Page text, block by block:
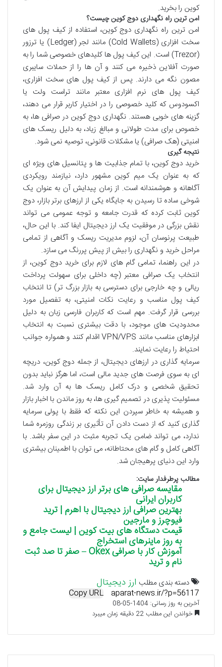
کوین را بخرید.
امن ترین راه نگهداری دوج کوین چیست؟
امن ترین راه نگهداری دوج کوین، استفاده از کیف پول های
سخت افزاری (Cold Wallets) مانند لجر (Ledger) یا ترزور
(Trezor) است. این کیف پول ها کلیدهای خصوصی شما را به
صورت آفلاین ذخیره می کنند و آن ها را از حملات سایبری
مصون نگه می دارند. پس از کیف پول های سخت افزاری،
کیف پول های نرم افزاری معتبر مانند تراست ولت یا
اکسودوس که کلید خصوصی را در اختیار کاربر قرار می دهند،
گزینه های خوبی هستند. نگهداری دوج کوین در صرافی ها، به
خصوص برای مدت طولانی و مبالغ زیاد، به دلیل ریسک های
امنیتی (هک صرافی) یا مشکلات قانونی، توصیه نمی شود.
نتیجه گیری
خرید دوج کوین، با تمام جذابیت ها و پتانسیل های ویژه ای
که به عنوان یک میم کوین مشهور دارد، نیازمند رویکردی
آگاهانه و هوشمندانه است. از زمان پیدایش آن به عنوان یک
شوخی ساده تا رسیدن به جایگاه یکی از ارزهای برتر بازار، دوج
کوین ثابت کرده که قدرت جامعه و توجه عمومی می تواند
نقش بزرگی در موفقیت یک ارز دیجیتال ایفا کند. با این حال،
طبیعت پرنوسان آن، لزوم مدیریت ریسک و آگاهی از تمامی
مراحل خرید و نگهداری را بیش از پیش پررنگ می سازد.
در این راهنما، تمامی گام های لازم برای خرید دوج کوین، از
انتخاب یک صرافی معتبر (چه داخلی برای سهولت پرداخت
ریالی و چه خارجی برای دسترسی به بازار بزرگ تر) تا انتخاب
کیف پول مناسب و رعایت نکات امنیتی، به تفصیل مورد
بررسی قرار گرفت. مهم است که کاربران فارسی زبان به دلیل
محدودیت های موجود، با دقت بیشتری نسبت به انتخاب
ابزارهای مناسب مانند VPN/VPS اقدام کنند و همواره جوانب
احتیاط را رعایت نمایند.
سرمایه گذاری در ارزهای دیجیتال، از جمله دوج کوین، دریچه
ای به سوی فرصت های جدید مالی است، اما هرگز نباید بدون
تحقیق شخصی و درک کامل ریسک ها به آن وارد شد.
مسئولیت پذیری در تصمیم گیری ها، به روز ماندن با اخبار بازار
و همیشه به خاطر سپردن این نکته که فقط با پولی سرمایه
گذاری کنید که از دست دادن آن تأثیری بر زندگی روزمره شما
ندارد، می تواند ضامن یک تجربه مثبت در این سفر باشد. با
آگاهی کامل و گام های محتاطانه، می توان با اطمینان بیشتری
وارد این دنیای پرهیجان شد.
مطالب پرطرفدار سایت:
مقایسه صرافی های برتر ارز دیجیتال برای
کاربران ایرانی
بهترین صرافی ارز دیجیتال با اهرم | ترید
فیوچرز و مارجین
قیمت دستگاه های بیت کوین | لیست جامع و
به روز ماینرهای استخراج
آموزش کار با صرافی Okex – صفر تا صد ثبت
نام و ترید
دسته بندی مطلب ارز دیجیتال
Copy URL
آخرین به روز رسانی: 1404-05-08
خواندن این مطلب 22 دقیقه زمان میبرد